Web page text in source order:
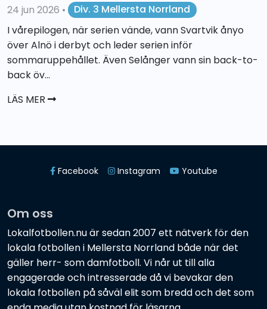
24 jun 2026 •
Div. 3 Mellersta Norrland
I vårepilogen, när serien vände, vann Svartvik ånyo
över Alnö i derbyt och leder serien inför
sommaruppehållet. Även Selånger vann sin back-to-
back öv...
LÄS MER
Facebook Instagram Youtube
Om oss
Lokalfotbollen.nu är sedan 2007 ett nätverk för den
lokala fotbollen i Mellersta Norrland både när det
gäller herr- som damfotboll. Vi når ut till alla
engagerade och intresserade då vi bevakar den
lokala fotbollen på såväl elit som bredd och det som